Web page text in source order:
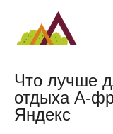
Что лучше
отдыха А-
Яндекс